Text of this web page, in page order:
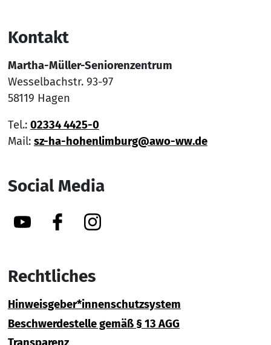
Kontakt
Martha-Müller-Seniorenzentrum
Wesselbachstr. 93-97
58119 Hagen
Tel.: 02334 4425-0
Mail: sz-ha-hohenlimburg@awo-ww.de
Social Media
YouTube FacebookInstagram
Rechtliches
Hinweisgeber*innenschutzsystem
Beschwerdestelle gemäß § 13 AGG